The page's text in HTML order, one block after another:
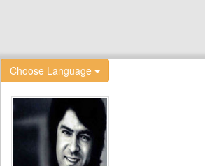
Choose Language